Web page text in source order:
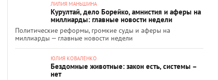
ЛИЛИЯ МАНЬШИНА
Курултай, дело Борейко, амнистия и аферы на
миллиарды: главные новости недели
Политические реформы, громкие суды и аферы на
миллиарды — главные новости недели
ЮЛИЯ КОВАЛЕНКО
Бездомные животные: закон есть, системы –
нет